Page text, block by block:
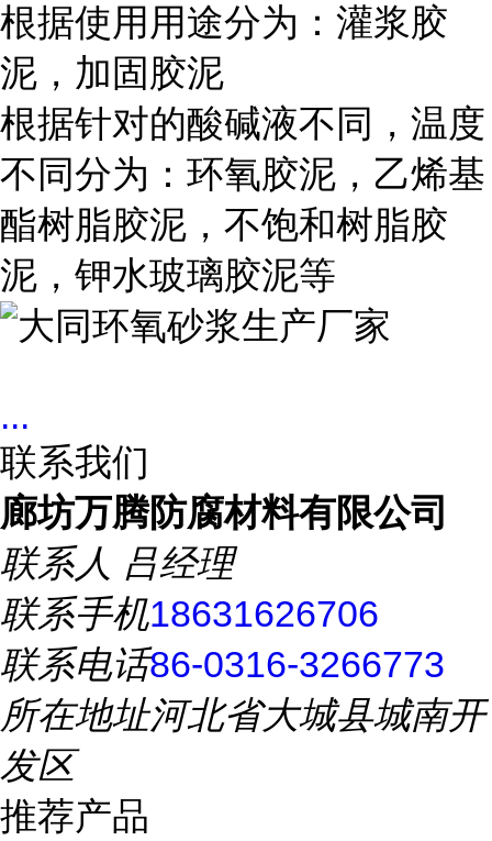
根据使用用途分为：灌浆胶
泥，加固胶泥
根据针对的酸碱液不同，温度
不同分为：环氧胶泥，乙烯基
酯树脂胶泥，不饱和树脂胶
泥，钾水玻璃胶泥等
...
联系我们
廊坊万腾防腐材料有限公司
联系人 吕经理
联系手机18631626706
联系电话86-0316-3266773
所在地址河北省大城县城南开
发区
推荐产品